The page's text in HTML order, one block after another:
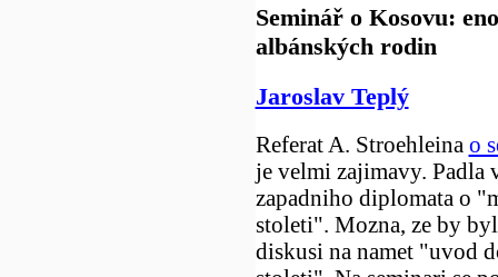
Seminář o Kosovu:
albánských rodin
Jaroslav Teplý
Referat A. Stroehleina o
je velmi zajimavy. Padla
zapadniho diplomata o
stoleti". Mozna, ze by
diskusi na namet "uvod